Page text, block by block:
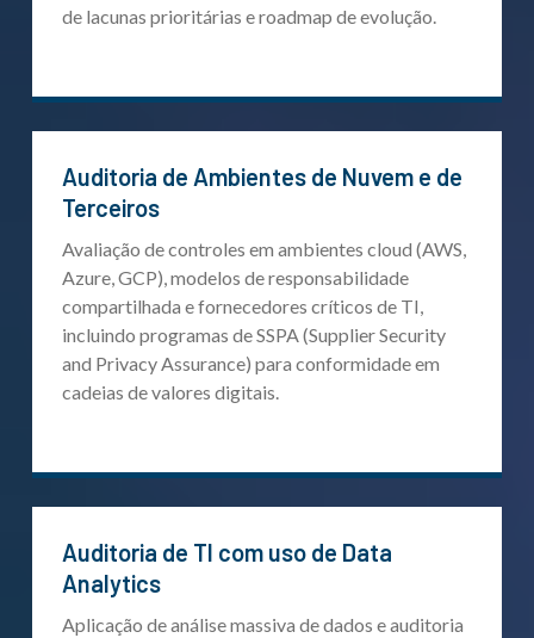
de lacunas prioritárias e roadmap de evolução.
Auditoria de Ambientes de Nuvem e de
Terceiros
Avaliação de controles em ambientes cloud (AWS,
Azure, GCP), modelos de responsabilidade
compartilhada e fornecedores críticos de TI,
incluindo programas de SSPA (Supplier Security
and Privacy Assurance) para conformidade em
cadeias de valores digitais.
Auditoria de TI com uso de Data
Analytics
Aplicação de análise massiva de dados e auditoria